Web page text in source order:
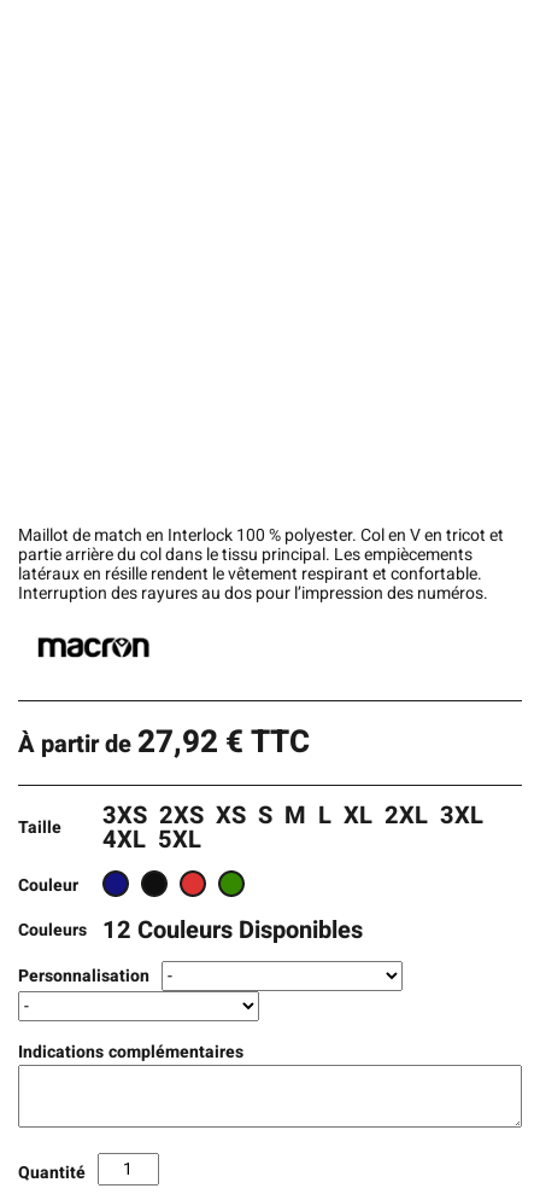
Maillot de match en Interlock 100 % polyester. Col en V en tricot et
partie arrière du col dans le tissu principal. Les empiècements
latéraux en résille rendent le vêtement respirant et confortable.
Interruption des rayures au dos pour l’impression des numéros.
À partir de 27,92 €TTC
Taille 3XS 2XS XS S M L XL 2XL 3XL
4XL 5XL
Couleur
Couleurs
12 Couleurs Disponibles
Personnalisation
Indications complémentaires
Quantité